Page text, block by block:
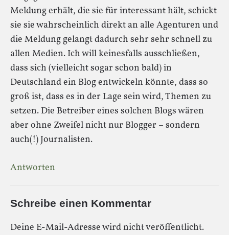
Meldung erhält, die sie für interessant hält, schickt
sie sie wahrscheinlich direkt an alle Agenturen und
die Meldung gelangt dadurch sehr sehr schnell zu
allen Medien. Ich will keinesfalls ausschließen,
dass sich (vielleicht sogar schon bald) in
Deutschland ein Blog entwickeln könnte, dass so
groß ist, dass es in der Lage sein wird, Themen zu
setzen. Die Betreiber eines solchen Blogs wären
aber ohne Zweifel nicht nur Blogger – sondern
auch(!) Journalisten.
Antworten
Schreibe einen Kommentar
Deine E-Mail-Adresse wird nicht veröffentlicht.